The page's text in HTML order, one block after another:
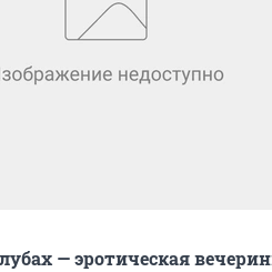
— эротическая